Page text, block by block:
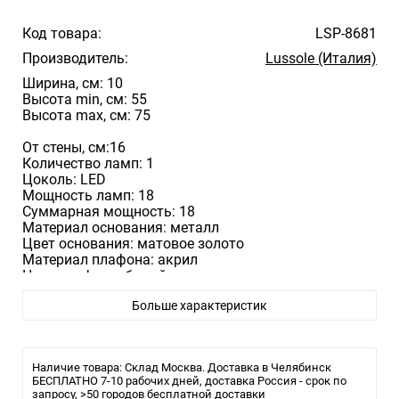
Код товара:
LSP-8681
Производитель:
Lussole (Италия)
Ширина, см: 10
Высота min, см: 55
Высота max, см: 75
От стены, см:16
Количество ламп: 1
Цоколь: LED
Мощность ламп: 18
Суммарная мощность: 18
Материал основания: металл
Цвет основания: матовое золото
Материал плафона: акрил
Цвет плафона: белый
Цветовая температура, К: 4000
Больше характеристик
Наличие товара: Склад Москва. Доставка в Челябинск
БЕСПЛАТНО 7-10 рабочих дней, доставка Россия - срок по
запросу, >50 городов бесплатной доставки